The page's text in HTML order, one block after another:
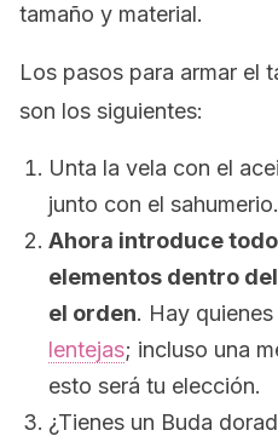
tamaño y material.
Los pasos para armar el
son los siguientes:
Unta la vela con el
junto con el sahumerio.
Ahora introduce
elementos dentro
el orden. Hay
lentejas; incluso una
esto será tu elección.
¿Tienes un Buda